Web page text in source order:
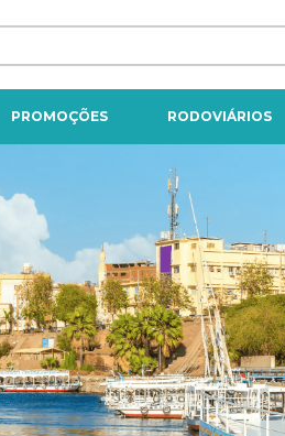
PROMOÇÕES RODOVIÁRIOS